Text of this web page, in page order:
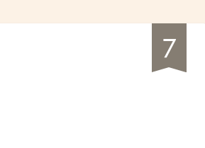
7